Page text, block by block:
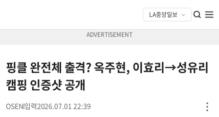
핑클 완전체 출격? 옥주현, 이효리→성유리
캠핑 인증샷 공개
OSEN 2026.07.01 22:39